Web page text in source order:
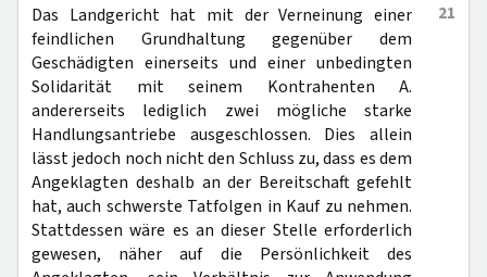
21
Das Landgericht hat mit der Verneinung einer
feindlichen Grundhaltung gegenüber dem
Geschädigten einerseits und einer unbedingten
Solidarität mit seinem Kontrahenten A.
andererseits lediglich zwei mögliche starke
Handlungsantriebe ausgeschlossen. Dies allein
lässt jedoch noch nicht den Schluss zu, dass es dem
Angeklagten deshalb an der Bereitschaft gefehlt
hat, auch schwerste Tatfolgen in Kauf zu nehmen.
Stattdessen wäre es an dieser Stelle erforderlich
gewesen, näher auf die Persönlichkeit des